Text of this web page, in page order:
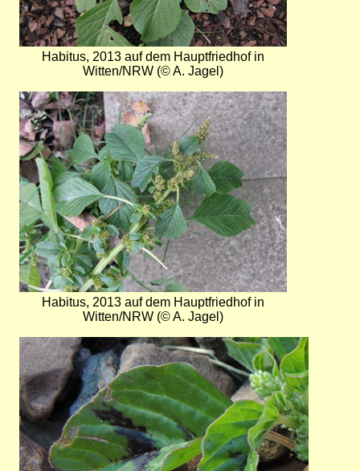
Habitus, 2013 auf dem Hauptfriedhof in
Witten/NRW (© A. Jagel)
Bild
Habitus, 2013 auf dem Hauptfriedhof in
Witten/NRW (© A. Jagel)
Bild